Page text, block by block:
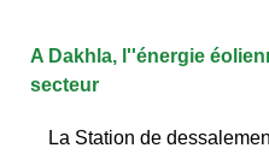
A Dakhla, l''énergie
secteur
La Station de